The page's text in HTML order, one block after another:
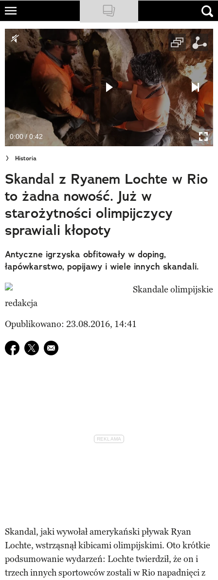
Skip
main
content
NATIONAL GEOGRAPHIC
TRAVELER
PODCASTY
Newsletter
Cuda Polski
Wielki Konkurs Fotograficzny
Trendbook Podróżniczy
Polecane
0:00 / 0:42
Historia
Skandal z Ryanem Lochte w Rio
to żadna nowość. Już w
starożytności olimpijczycy
sprawiali kłopoty
Antyczne igrzyska obfitowały w doping,
łapówkarstwo, popijawy i wiele innych skandali.
redakcja
Opublikowano: 23.08.2016, 14:41
Udostępnij na facebook
Udostępnij na twitter
E-mail do przyjaciela
Skandal, jaki wywołał amerykański pływak Ryan
Lochte, wstrząsnął kibicami olimpijskimi. Oto krótkie
podsumowanie wydarzeń: Lochte twierdził, że on i
trzech innych sportowców zostali w Rio napadnięci z